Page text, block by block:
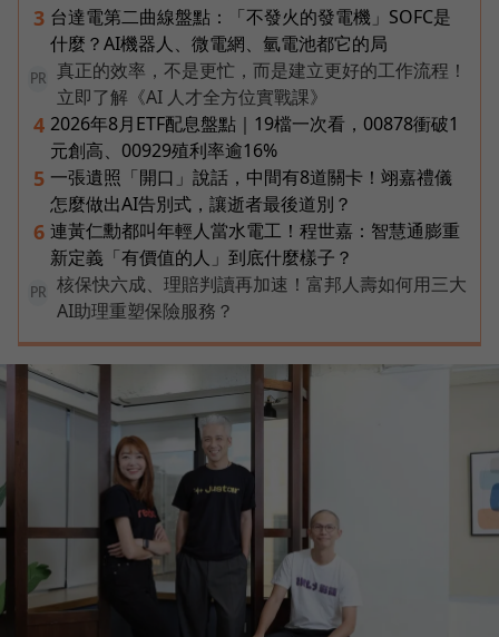
3 台達電第二曲線盤點：「不發火的發電機」SOFC是
什麼？AI機器人、微電網、氫電池都它的局
PR
真正的效率，不是更忙，而是建立更好的工作流程！
立即了解《AI 人才全方位實戰課》
4 2026年8月ETF配息盤點｜19檔一次看，00878衝破1
元創高、00929殖利率逾16%
5 一張遺照「開口」說話，中間有8道關卡！翊嘉禮儀
怎麼做出AI告別式，讓逝者最後道別？
6 連黃仁勳都叫年輕人當水電工！程世嘉：智慧通膨重
新定義「有價值的人」到底什麼樣子？
PR
核保快六成、理賠判讀再加速！富邦人壽如何用三大
AI助理重塑保險服務？